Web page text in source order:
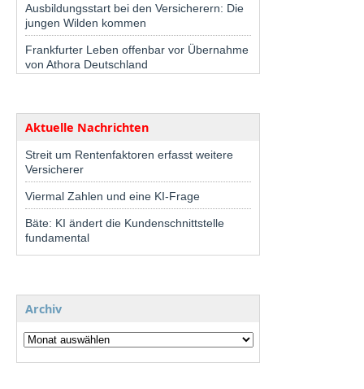
Ausbildungsstart bei den Versicherern: Die
jungen Wilden kommen
Frankfurter Leben offenbar vor Übernahme
von Athora Deutschland
Aktuelle Nachrichten
Streit um Rentenfaktoren erfasst weitere
Versicherer
Viermal Zahlen und eine KI-Frage
Bäte: KI ändert die Kundenschnittstelle
fundamental
Archiv